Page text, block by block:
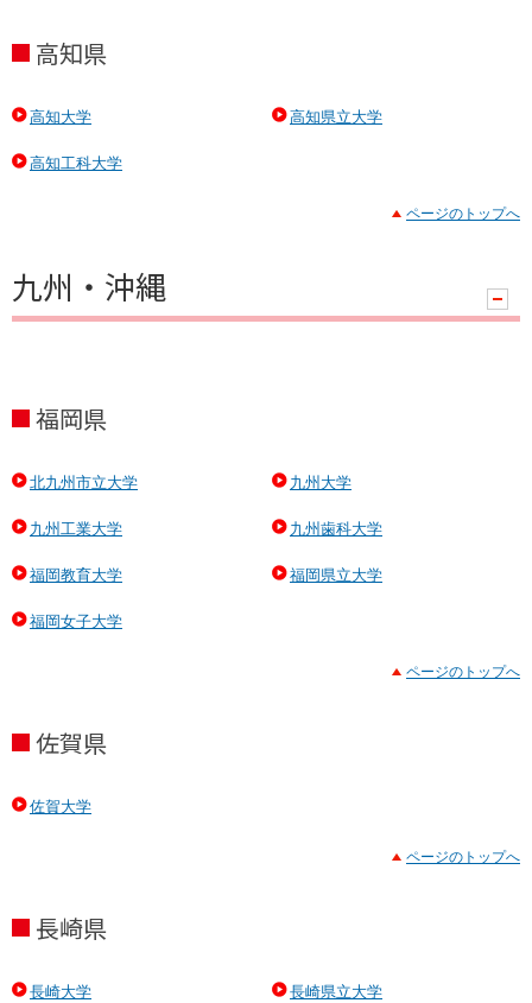
高知県
高知大学 高知県立大学
高知工科大学
ページのトップへ
九州・沖縄
ン
福岡県
北九州市立大学 九州大学
九州工業大学 九州歯科大学
福岡教育大学 福岡県立大学
福岡女子大学
ページのトップへ
佐賀県
佐賀大学
ページのトップへ
長崎県
長崎大学 長崎県立大学